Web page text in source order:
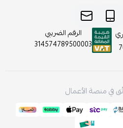
الرقم الضريبي
314574789500003
في منصة الأعمال